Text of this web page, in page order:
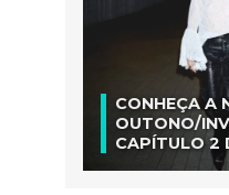
CONHEÇA A
OUTONO/
CAPÍTULO 2